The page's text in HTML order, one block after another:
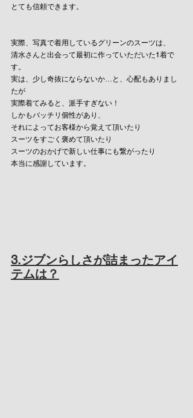
とても信頼できます。
実際、写真で着用しているグリーンのスーツは、
清水さんと出会って最初に作っていただいた1着で
す。
実は、少し奇抜にならないか…と、心配もありまし
たが
実際着てみると、派手すぎない！
しかもバッチリ個性があり、
それによってお客様から覚えて頂いたり
スーツをすごく褒めて頂いたり
スーツのおかげで新しい仕事にも繋がったり
本当に感謝しています。
3.ジブンらしさが詰まったアイ
テムは？